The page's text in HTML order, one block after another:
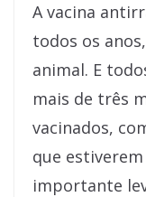
A vacina
todos os
animal. E
mais de três
vacinados,
que
importante